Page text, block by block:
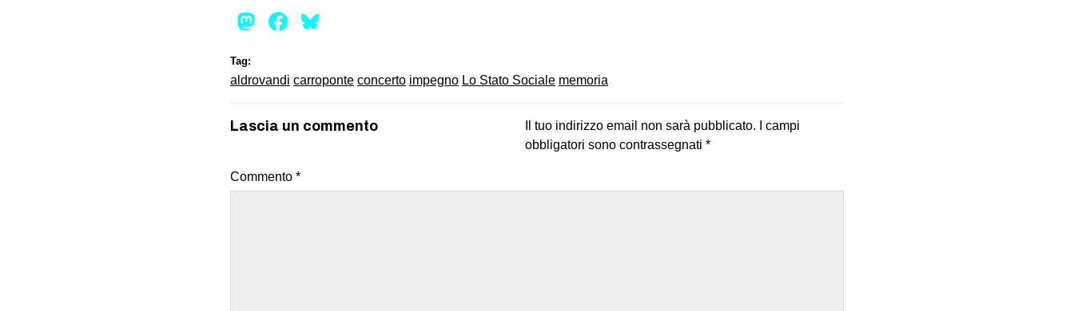
Mastodon
Facebook
Tag:
aldrovandi carroponte concerto impegno Lo Stato Sociale memoria
Lascia un commento Il tuo indirizzo email non sarà pubblicato.
I campi
obbligatori sono contrassegnati *
Commento *